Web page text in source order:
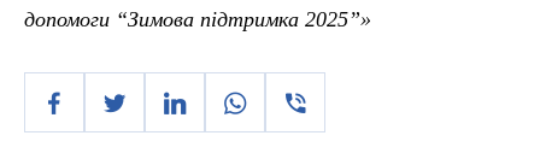
допомоги “Зимова підтримка 2025”»